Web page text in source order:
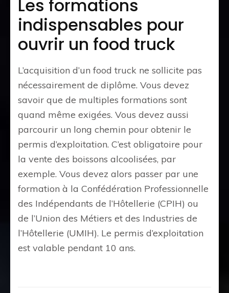
Les formations
indispensables pour
ouvrir un food truck
L’acquisition d’un food truck ne sollicite pas
nécessairement de diplôme. Vous devez
savoir que de multiples formations sont
quand même exigées. Vous devez aussi
parcourir un long chemin pour obtenir le
permis d’exploitation. C’est obligatoire pour
la vente des boissons alcoolisées, par
exemple. Vous devez alors passer par une
formation à la Confédération Professionnelle
des Indépendants de l’Hôtellerie (CPIH) ou
de l’Union des Métiers et des Industries de
l’Hôtellerie (UMIH). Le permis d’exploitation
est valable pendant 10 ans.